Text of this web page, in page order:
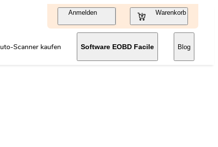
Anmelden Warenkorb
Scanner kaufen Software EOBD Facile Blog